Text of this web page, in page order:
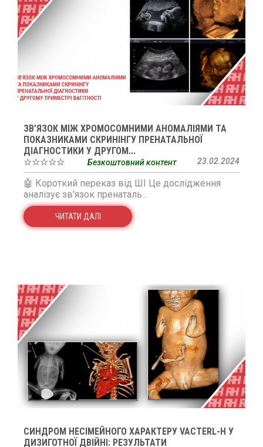
ЗВ’ЯЗОК МІЖ ХРОМОСОМНИМИ АНОМАЛІЯМИ ТА
ПОКАЗНИКАМИ СКРИНІНГУ ПРЕНАТАЛЬНОЇ
ДІАГНОСТИКИ У ДРУГОМ...
☆☆☆☆☆
23.02.2024
Безкоштовний контент
🤖 Короткий переказ від ШІ Це дослідження
аналізує зв'язок пренаталь...
ЧИТАТИ ДАЛІ
CИНДРОМ НЕСІМЕЙНОГО ХАРАКТЕРУ VACTERL-H У
ДИЗИГОТНОЇ ДВІЙНІ: РЕЗУЛЬТАТИ